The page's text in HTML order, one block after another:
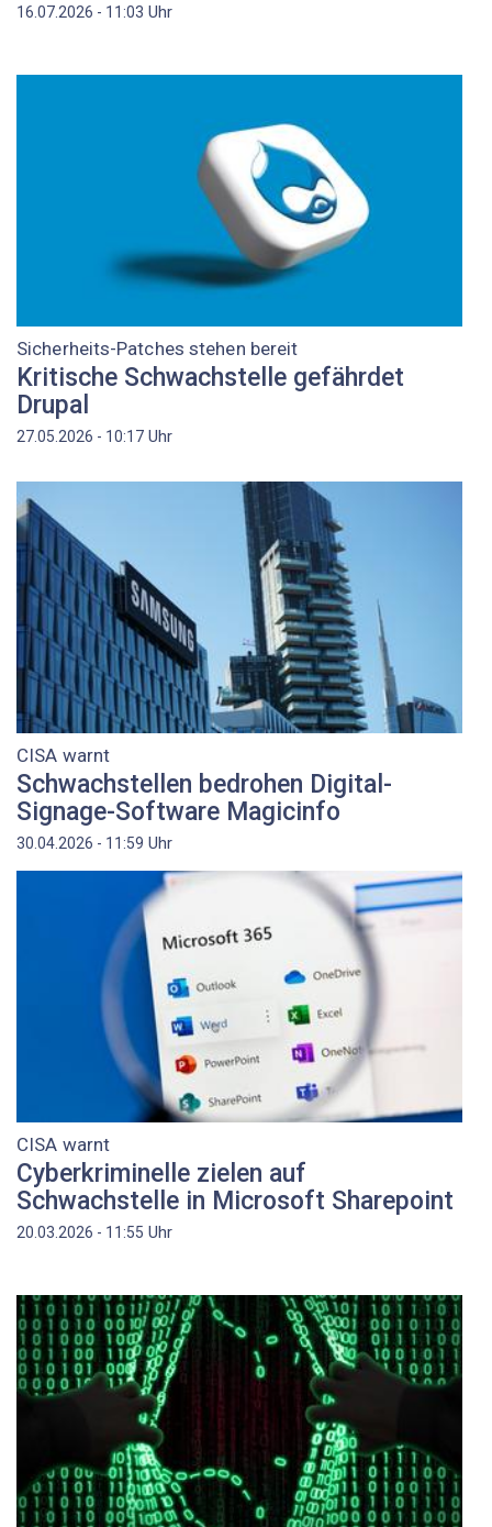
16.07.2026 - 11:03 Uhr
Sicherheits-Patches stehen bereit
Kritische Schwachstelle gefährdet
Drupal
27.05.2026 - 10:17 Uhr
CISA warnt
Schwachstellen bedrohen Digital-
Signage-Software Magicinfo
30.04.2026 - 11:59 Uhr
CISA warnt
Cyberkriminelle zielen auf
Schwachstelle in Microsoft Sharepoint
20.03.2026 - 11:55 Uhr